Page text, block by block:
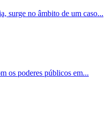
surge no âmbito de um caso...
os poderes públicos em...